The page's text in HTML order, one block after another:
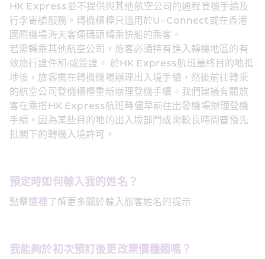
HK Express並不提供與其他航空公司的通程登機手續及
行李寄艙服務。轉機櫃檯只適用於U-Connect或在香港
國際機場海天客運碼頭轉乘快船的乘客。
若需轉乘其他航空公司，旅客必須持有進入轉機地區的有
效旅行證件和/或簽證。 於HK Express航班最終目的地抵
埗後，旅客需在轉機機場辦理出入境手續，然後前往轉乘
的航空公司登機櫃檯重新辦理登機手續。我們建議有關旅
客在乘搭HK Express航班時儘早前往出發機場辦理登機
手續，因為某些目的地的出入境部門或需較長時間審預先
批閣下的轉機入境許可。
預定時如何輸入我的姓名？
點擊這裡了解更多關於輸入旅客姓名的提示
我能夠於初次預訂後更改票價種類嗎？